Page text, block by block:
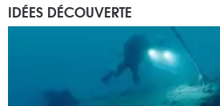
IDÉES DÉCOUVERTE